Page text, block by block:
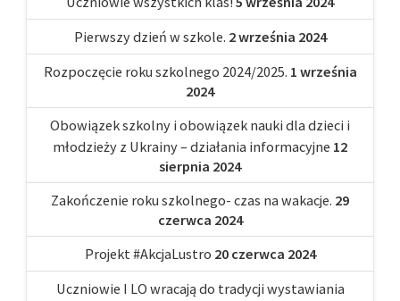
Pierwszy dzień w szkole. 2 września 2024
Rozpoczęcie roku szkolnego 2024/2025. 1 września
2024
Obowiązek szkolny i obowiązek nauki dla dzieci i
młodzieży z Ukrainy – działania informacyjne 12
sierpnia 2024
Zakończenie roku szkolnego- czas na wakacje. 29
czerwca 2024
Projekt #AkcjaLustro 20 czerwca 2024
Uczniowie I LO wracają do tradycji wystawiania